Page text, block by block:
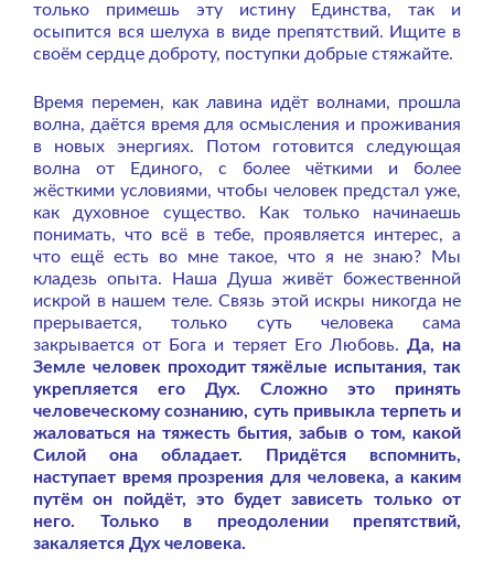
только примешь эту истину Единства, так и
осыпится вся шелуха в виде препятствий. Ищите в
своём сердце доброту, поступки добрые стяжайте.
Время перемен, как лавина идёт волнами, прошла
волна, даётся время для осмысления и проживания
в новых энергиях. Потом готовится следующая
волна от Единого, с более чёткими и более
жёсткими условиями, чтобы человек предстал уже,
как духовное существо.
Как только начинаешь
понимать, что всё в тебе, проявляется интерес, а
что ещё есть во мне такое, что я не знаю? Мы
кладезь опыта. Наша Душа живёт божественной
искрой в нашем теле. Связь этой искры никогда не
прерывается, только суть человека сама
закрывается от Бога и теряет Его Любовь. Да, на
Земле человек проходит тяжёлые испытания, так
укрепляется его Дух. Сложно это принять
человеческому сознанию, суть привыкла терпеть и
жаловаться на тяжесть бытия, забыв о том, какой
Силой она обладает. Придётся вспомнить,
наступает время прозрения для человека, а каким
путём он пойдёт, это будет зависеть только от
него. Только в преодолении препятствий,
закаляется Дух человека.